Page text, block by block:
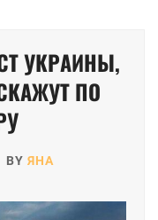
УКРАИНЫ,
ПО
BY ЯНА